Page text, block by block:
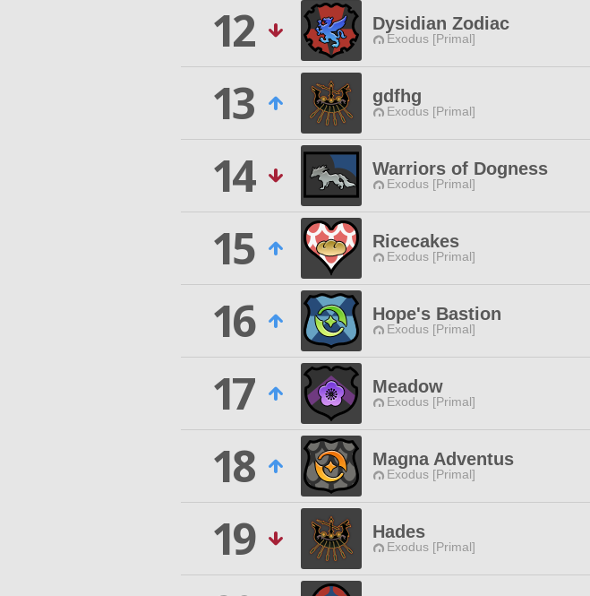
12
Dysidian Zodiac
Exodus [Primal]
13
gdfhg
Exodus [Primal]
14
Warriors of Dogness
Exodus [Primal]
15
Ricecakes
Exodus [Primal]
16
Hope's Bastion
Exodus [Primal]
17
Meadow
Exodus [Primal]
18
Magna Adventus
Exodus [Primal]
19
Hades
Exodus [Primal]